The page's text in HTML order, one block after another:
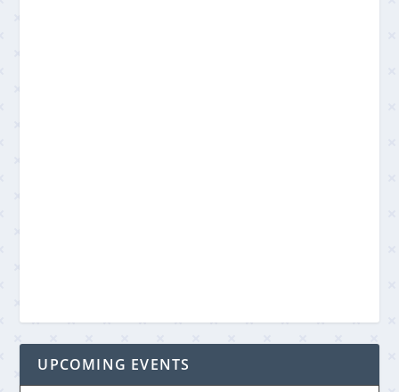
UPCOMING EVENTS